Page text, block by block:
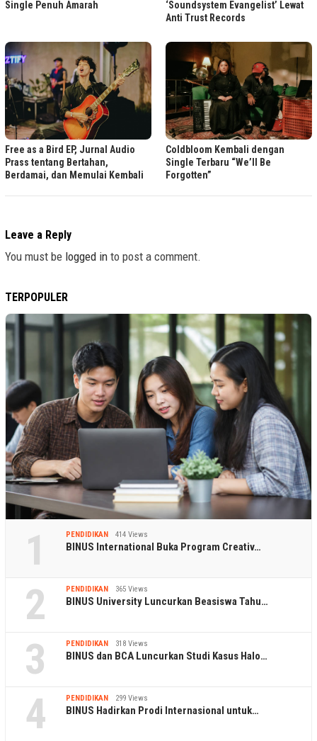
Single Penuh Amarah
‘Soundsystem Evangelist’ Lewat
Anti Trust Records
Free as a Bird EP, Jurnal Audio
Prass tentang Bertahan,
Berdamai, dan Memulai Kembali
Coldbloom Kembali dengan
Single Terbaru “We’ll Be
Forgotten”
Leave a Reply
You must be logged in to post a comment.
TERPOPULER
1 PENDIDIKAN 414 Views
BINUS International Buka Program Creativ…
2 PENDIDIKAN 365 Views
BINUS University Luncurkan Beasiswa Tahu…
3 PENDIDIKAN 318 Views
BINUS dan BCA Luncurkan Studi Kasus Halo…
4 PENDIDIKAN 299 Views
BINUS Hadirkan Prodi Internasional untuk…